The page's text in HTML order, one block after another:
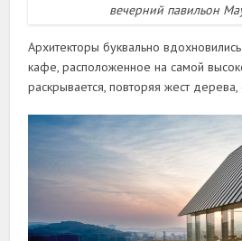
вечерний павильон
Архитекторы буквально
кафе, расположенное на самой
раскрывается, повторяя жест